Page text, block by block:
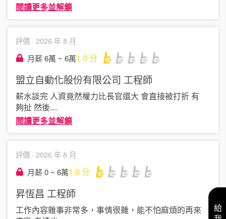
閱讀更多並解鎖
評價 · 2026 年 8 月
月薪 6萬 ~ 6萬1.0 分
盟立自動化股份有限公司 工程師
薪水談完 人資竟然權力比長官還大 會直接被打折 有
夠扯 然後....
閱讀更多並解鎖
評價 · 2026 年 8 月
月薪 0 ~ 6萬1.0 分
昇恆昌 工程師
工作內容雜事非常多，事情很雜，能不怕麻煩的再來